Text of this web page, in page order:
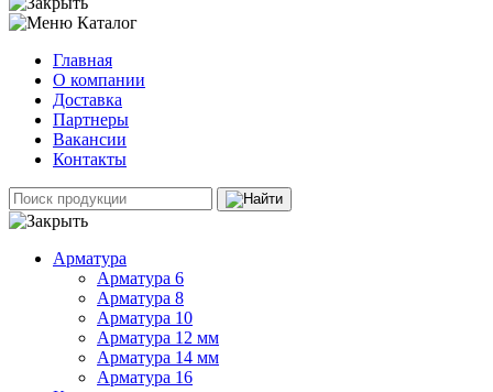
Каталог
Главная
О компании
Доставка
Партнеры
Вакансии
Контакты
Арматура
Арматура 6
Арматура 8
Арматура 10
Арматура 12 мм
Арматура 14 мм
Арматура 16